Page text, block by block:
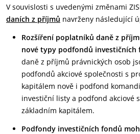
V souvislosti s uvedenými změnami
daních z příjmů navrženy následující
Rozšíření poplatníků daně z
nové typy podfondů investičních
daně z příjmů právnických osob
podfondů akciové společnosti s
kapitálem nově i podfond
investiční listy a podfond akciové
základním kapitálem.
Podfondy investičních fondů